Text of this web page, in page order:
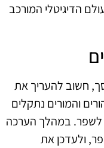
הדיגיטלי המורכב
חשוב להעריך את
והמורים נתקלים
לשפר. במהלך הערכה
ולעדכן את